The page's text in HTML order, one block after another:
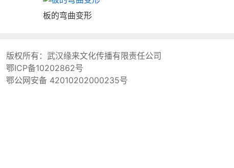
板的弯曲变形
版权所有： 武汉缘来文化传播有限责任公司
鄂ICP备10202862号
鄂公网安备 42010202000235号